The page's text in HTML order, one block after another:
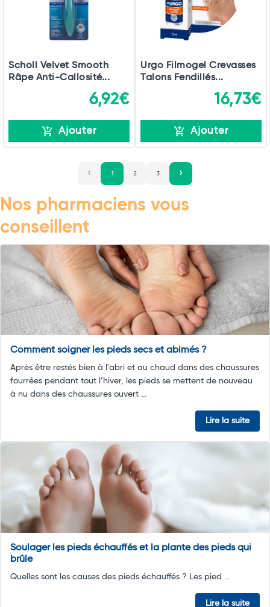
Scholl Velvet Smooth
Râpe Anti-Callosité...
6,92€
Ajouter
Urgo Filmogel Crevasses
Talons Fendillés...
16,73€
Ajouter
1 2 3
Nos pharmaciens vous
conseillent
Comment soigner les pieds secs et abimés ?
Après être restés bien à l'abri et au chaud dans des chaussures
fourrées pendant tout l’hiver, les pieds se mettent de nouveau
à nu dans des chaussures ouvert ...
Lire la suite
Soulager les pieds échauffés et la plante des pieds qui
brûle
Quelles sont les causes des pieds échauffés ? Les pied ...
Lire la suite